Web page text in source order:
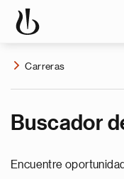
Carreras
Buscador
Encuentre